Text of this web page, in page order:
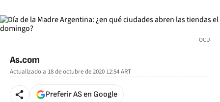
OCU
As.com
Actualizado a 18 de octubre de 2020 12:54ART
Preferir AS en Google